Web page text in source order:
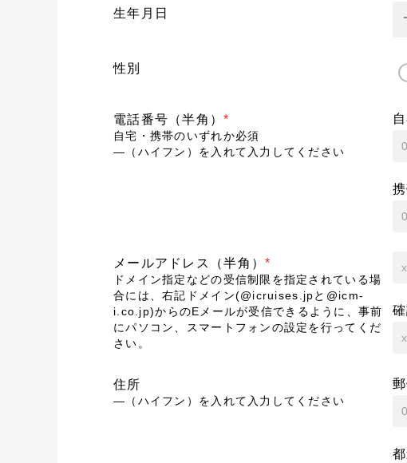
生年月日
性別
電話番号（半角）*
自宅・携帯のいずれか必須
―（ハイフン）を入れて入力してください
メールアドレス（半角）*
ドメイン指定などの受信制限を指定されている場
合には、右記ドメイン(@icruises.jpと@icm-
i.co.jp)からのEメールが受信できるように、事前
にパソコン、スマートフォンの設定を行ってくだ
さい。
住所
―（ハイフン）を入れて入力してください